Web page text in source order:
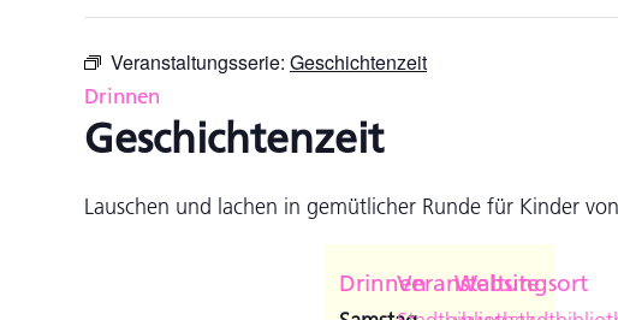
Veranstaltungsserie: Geschichtenzeit
Drinnen
Geschichtenzeit
Lauschen und lachen in gemütlicher Runde für Kinder
DrinnenVeranstaltungsort
Website